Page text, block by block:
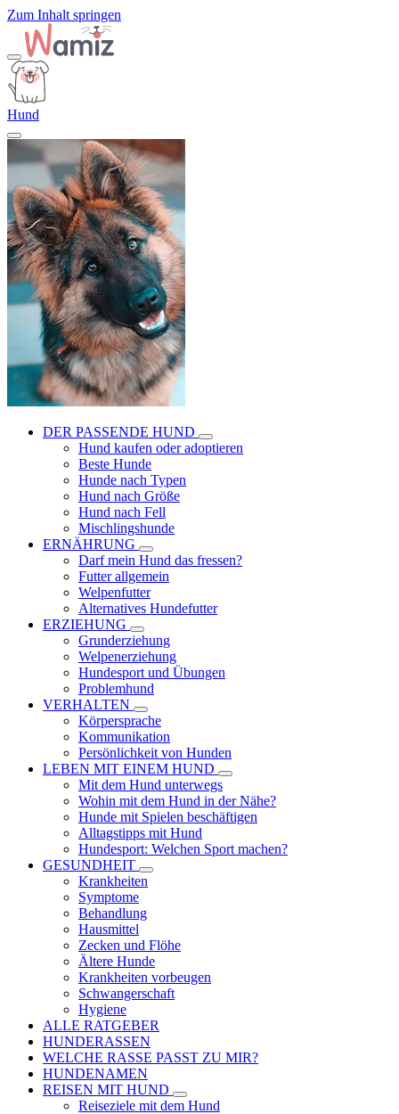
Zum Inhalt springen
Hund
DER PASSENDE HUND
Hund kaufen oder adoptieren
Beste Hunde
Hunde nach Typen
Hund nach Größe
Hund nach Fell
Mischlingshunde
ERNÄHRUNG
Darf mein Hund das fressen?
Futter allgemein
Welpenfutter
Alternatives Hundefutter
ERZIEHUNG
Grunderziehung
Welpenerziehung
Hundesport und Übungen
Problemhund
VERHALTEN
Körpersprache
Kommunikation
Persönlichkeit von Hunden
LEBEN MIT EINEM HUND
Mit dem Hund unterwegs
Wohin mit dem Hund in der Nähe?
Hunde mit Spielen beschäftigen
Alltagstipps mit Hund
Hundesport: Welchen Sport machen?
GESUNDHEIT
Krankheiten
Symptome
Behandlung
Hausmittel
Zecken und Flöhe
Ältere Hunde
Krankheiten vorbeugen
Schwangerschaft
Hygiene
ALLE RATGEBER
HUNDERASSEN
WELCHE RASSE PASST ZU MIR?
HUNDENAMEN
REISEN MIT HUND
Reiseziele mit dem Hund